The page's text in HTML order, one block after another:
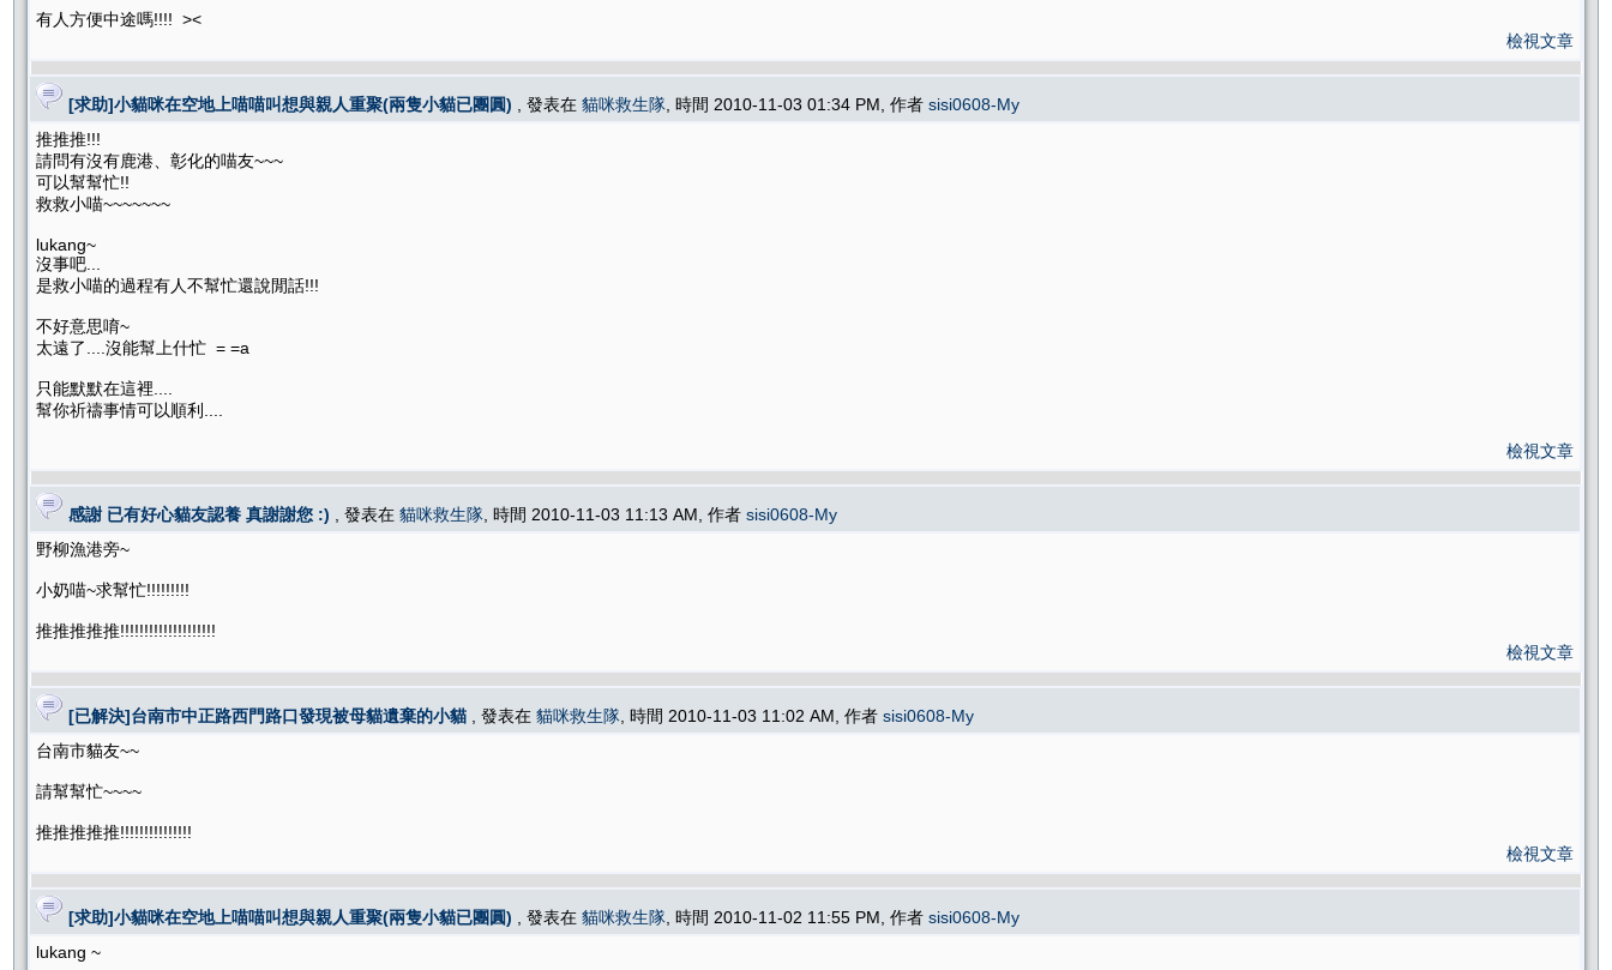
有人方便中途嗎!!!! ><
檢視文章
[求助]小貓咪在空地上喵喵叫想與親人重聚(兩隻小貓已團圓) , 發表在 貓咪救生隊 , 時間 2010-11-03 01:34 PM, 作者 sisi0608-My
推推推!!!
請問有沒有鹿港、彰化的喵友~~~
可以幫幫忙!!
救救小喵~~~~~~~
lukang~
沒事吧...
是救小喵的過程有人不幫忙還說閒話!!!
不好意思唷~
太遠了....沒能幫上什忙 = =a
只能默默在這裡....
幫你祈禱事情可以順利....
檢視文章
感謝 已有好心貓友認養 真謝謝您 :) , 發表在 貓咪救生隊 , 時間 2010-11-03 11:13 AM, 作者 sisi0608-My
野柳漁港旁~
小奶喵~求幫忙!!!!!!!!!
推推推推推!!!!!!!!!!!!!!!!!!!!
檢視文章
[已解決]台南市中正路西門路口發現被母貓遺棄的小貓 , 發表在 貓咪救生隊 , 時間 2010-11-03 11:02 AM, 作者 sisi0608-My
台南市貓友~~
請幫幫忙~~~~
推推推推推!!!!!!!!!!!!!!!
檢視文章
[求助]小貓咪在空地上喵喵叫想與親人重聚(兩隻小貓已團圓) , 發表在 貓咪救生隊 , 時間 2010-11-02 11:55 PM, 作者 sisi0608-My
lukang ~